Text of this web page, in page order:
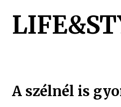
A szélnél is